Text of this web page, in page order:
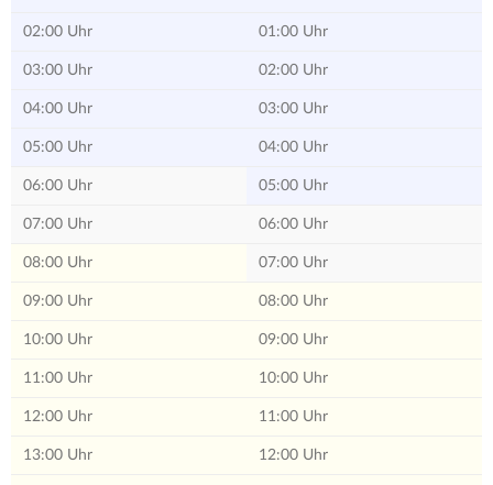
02:00 Uhr 01:00 Uhr
03:00 Uhr 02:00 Uhr
04:00 Uhr 03:00 Uhr
05:00 Uhr 04:00 Uhr
06:00 Uhr 05:00 Uhr
07:00 Uhr 06:00 Uhr
08:00 Uhr 07:00 Uhr
09:00 Uhr 08:00 Uhr
10:00 Uhr 09:00 Uhr
11:00 Uhr 10:00 Uhr
12:00 Uhr 11:00 Uhr
13:00 Uhr 12:00 Uhr